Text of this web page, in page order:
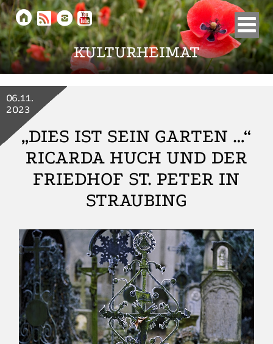
KULTURHEIMAT
    
„DIES IST SEIN GARTEN …“
RICARDA HUCH UND DER
FRIEDHOF ST. PETER IN
STRAUBING
06.11.
2023